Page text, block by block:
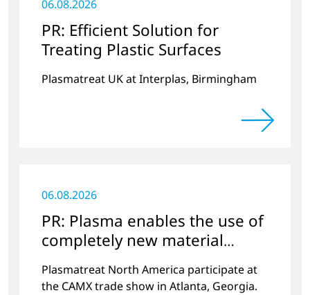
06.08.2026
PR: Efficient Solution for
Treating Plastic Surfaces
Plasmatreat UK at Interplas, Birmingham
06.08.2026
PR: Plasma enables the use of
completely new material
combinations
Plasmatreat North America participate at
the CAMX trade show in Atlanta, Georgia.